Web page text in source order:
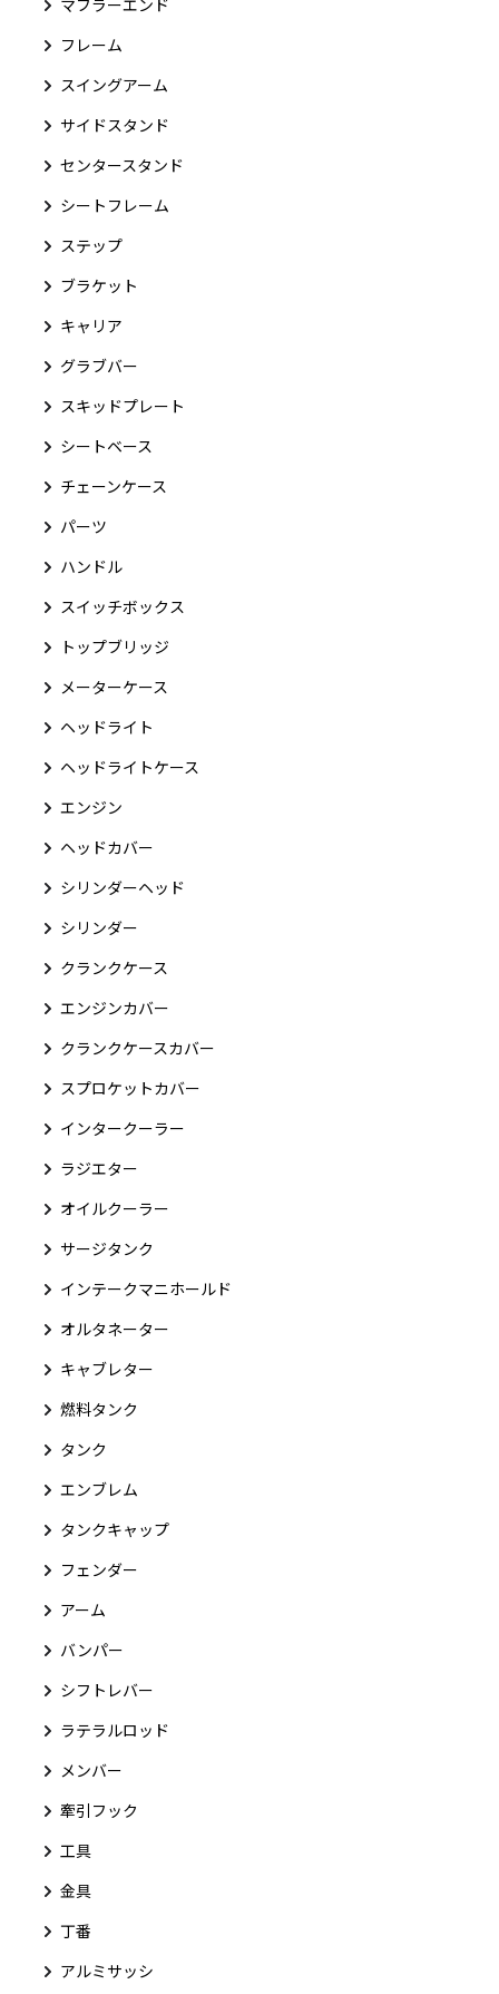
フレーム
スイングアーム
サイドスタンド
センタースタンド
シートフレーム
ステップ
ブラケット
キャリア
グラブバー
スキッドプレート
シートベース
チェーンケース
パーツ
ハンドル
スイッチボックス
トップブリッジ
メーターケース
ヘッドライト
ヘッドライトケース
エンジン
ヘッドカバー
シリンダーヘッド
シリンダー
クランクケース
エンジンカバー
クランクケースカバー
スプロケットカバー
インタークーラー
ラジエター
オイルクーラー
サージタンク
インテークマニホールド
オルタネーター
キャブレター
燃料タンク
タンク
エンブレム
タンクキャップ
フェンダー
アーム
バンパー
シフトレバー
ラテラルロッド
メンバー
牽引フック
工具
金具
丁番
アルミサッシ